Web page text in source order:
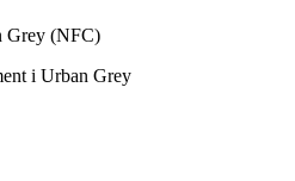
Grey (NFC)
i Urban Grey